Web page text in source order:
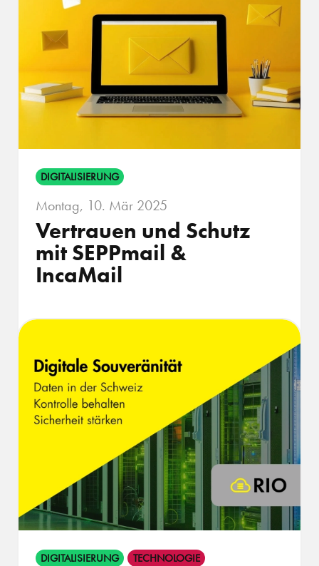
DIGITALISIERUNG
Montag, 10. Mär 2025
Vertrauen und Schutz
mit SEPPmail &
IncaMail
DIGITALISIERUNG TECHNOLOGIE